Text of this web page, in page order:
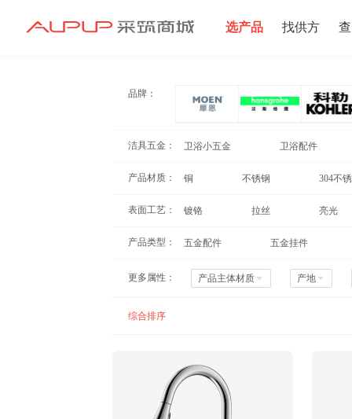
选产品 找供方
品牌：
洁具五金： 卫浴小五金 卫浴配件
产品材质： 铜 不锈钢 304不
表面工艺： 镀铬 拉丝 亮光
产品类型： 五金配件 五金挂件
更多属性： 产品主体材质 产地
综合排序